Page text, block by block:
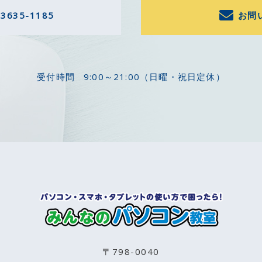
1185 お問
受付時間 9:00～21:00（日曜・祝日定休）
〒798-0040